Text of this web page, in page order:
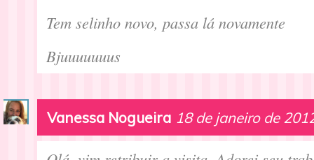
Tem selinho novo, passa lá novamente
Bjuuuuuuus
Vanessa Nogueira 18 de janeiro de